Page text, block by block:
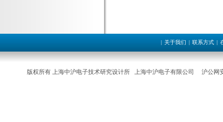
| 关于我们 | 联系方式 |
版权所有 上海中沪电子技术研究设计所 上海中沪电子有限公司 沪公网